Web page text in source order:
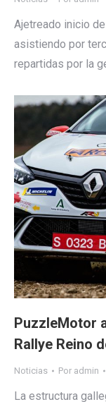
Ajetreado inicio
asistiendo por
repartidas por la
PuzzleMotor
Rallye Reino
Noticias Por admin
La estructura